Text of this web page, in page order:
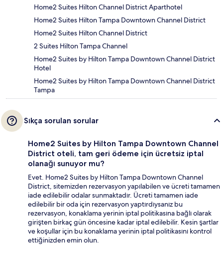
Home2 Suites Hilton Channel District Aparthotel
Home2 Suites Hilton Tampa Downtown Channel District
Home2 Suites Hilton Channel District
2 Suites Hilton Tampa Channel
Home2 Suites by Hilton Tampa Downtown Channel District
Hotel
Home2 Suites by Hilton Tampa Downtown Channel District
Tampa
Sıkça sorulan sorular
Home2 Suites by Hilton Tampa Downtown Channel
District oteli, tam geri ödeme için ücretsiz iptal
olanağı sunuyor mu?
Evet. Home2 Suites by Hilton Tampa Downtown Channel
District, sitemizden rezervasyon yapılabilen ve ücreti tamamen
iade edilebilir odalar sunmaktadır. Ücreti tamamen iade
edilebilir bir oda için rezervasyon yaptırdıysanız bu
rezervasyon, konaklama yerinin iptal politikasına bağlı olarak
girişten birkaç gün öncesine kadar iptal edilebilir. Kesin şartlar
ve koşullar için bu konaklama yerinin iptal politikasını kontrol
ettiğinizden emin olun.